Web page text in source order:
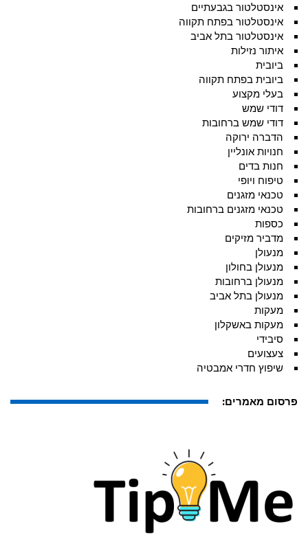
אינסטלטור בגבעתיים
אינסטלטור בפתח תקווה
אינסטלטור בתל אביב
איתור נזילות
ביובית
ביובית בפתח תקווה
בעלי מקצוע
דודי שמש
דודי שמש ברחובות
הדברה ירוקה
חנויות אונליין
חנות בדים
טיפוח ויופי
טכנאי מזגנים
טכנאי מזגנים ברחובות
כספות
מדביר מזיקים
מנעולן
מנעולן בחולון
מנעולן ברחובות
מנעולן בתל אביב
מעקות
מעקות באשקלון
סיבידי
צעצועים
שיפוץ חדרי אמבטיה
פרסום מאמרים: